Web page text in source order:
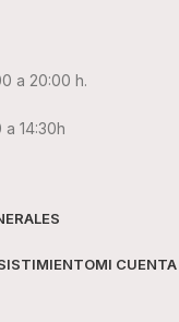
a 20:00 h.
14:30h
MI CUENTA